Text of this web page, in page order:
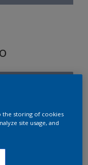
the storing of cookies
site usage, and